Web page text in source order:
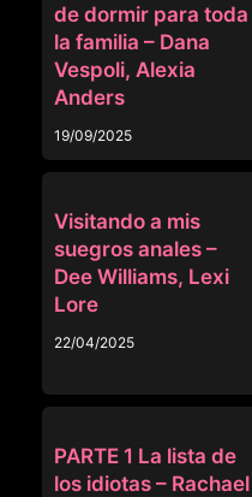
de dormir para toda
la familia – Dana
Vespoli, Alexia
Anders
19/09/2025
Visitando a mis
suegros anales –
Dee Williams, Lexi
Lore
22/04/2025
PARTE 1 La lista de
los idiotas – Rachael